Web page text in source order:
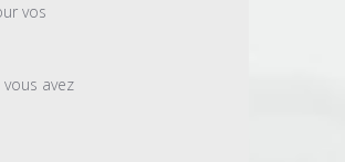
vos
avez